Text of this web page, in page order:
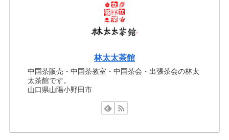
林太太茶館
中国茶販売・中国茶教室・中国茶会・出張茶会の林太
太茶館です。
山口県山陽小野田市